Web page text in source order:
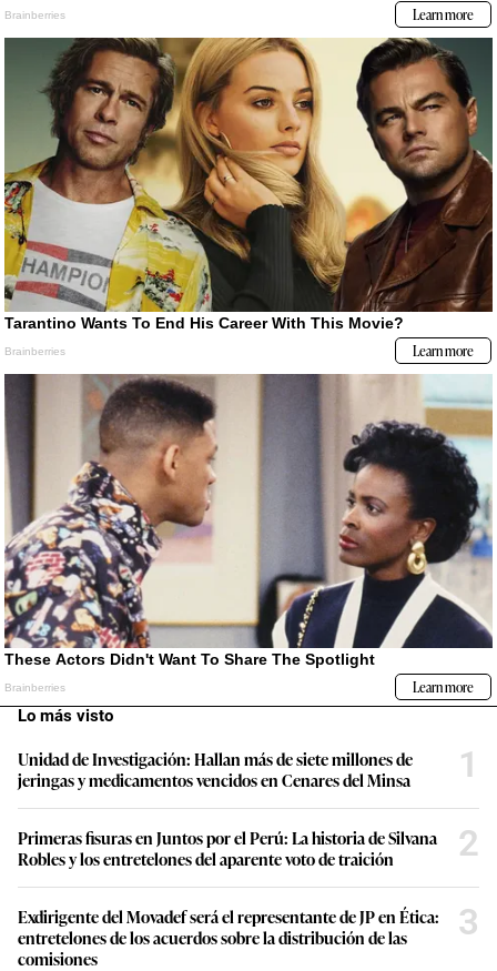
Lo más visto
Unidad de Investigación: Hallan más de siete millones de
jeringas y medicamentos vencidos en Cenares del Minsa
1
Primeras fisuras en Juntos por el Perú: La historia de Silvana
Robles y los entretelones del aparente voto de traición
2
Exdirigente del Movadef será el representante de JP en Ética:
entretelones de los acuerdos sobre la distribución de las
comisiones
3